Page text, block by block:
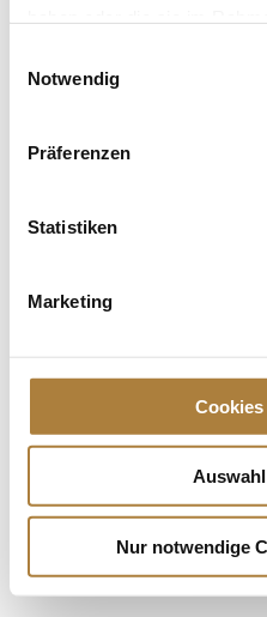
Notwendig
Präferenzen
Statistiken
Marketing
Nur notwendige
Stifterforums der
Ort, an dem Tradition auf...
Spenden
Talentpool-Athlet Calvin